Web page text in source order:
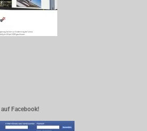
Facebook!